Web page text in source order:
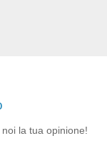
la tua opinione!